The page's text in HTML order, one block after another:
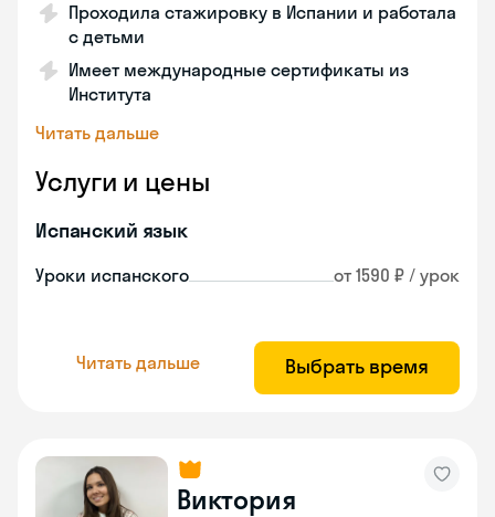
Проходила стажировку в Испании и работала
с детьми
Имеет международные сертификаты из
Института
Читать дальше
Услуги и цены
Испанский язык
Уроки испанского от 1590 ₽ / урок
Читать дальше Выбрать время
Виктория